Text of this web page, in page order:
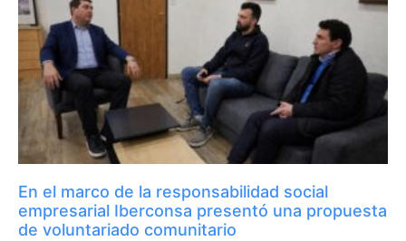
En el marco de la responsabilidad social
empresarial Iberconsa presentó una propuesta
de voluntariado comunitario